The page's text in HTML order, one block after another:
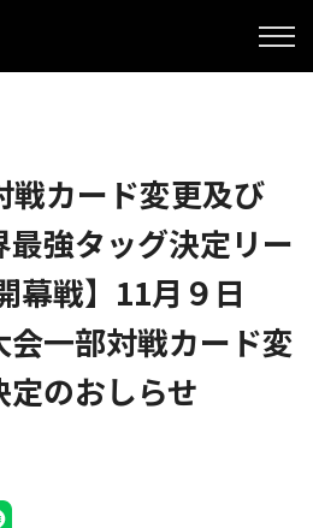
戦カード変更及び
強タッグ決定リー
幕戦】11月９日
会一部対戦カード変
のおしらせ